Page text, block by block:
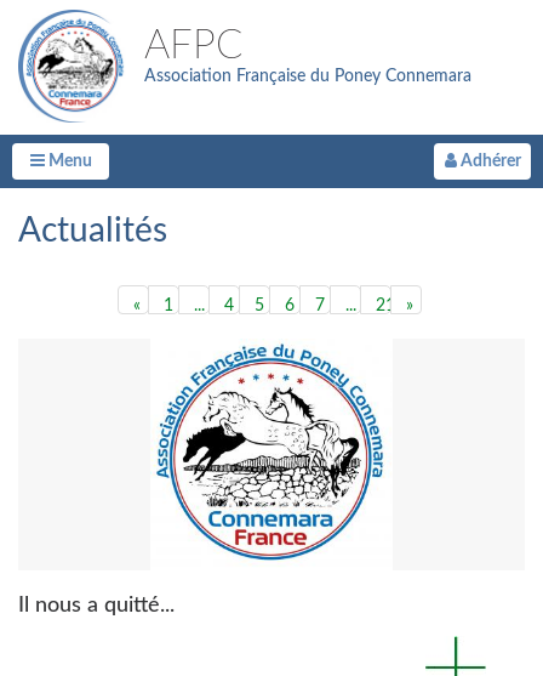
AFPC
Association Française du Poney Connemara
Menu Adhérer
Actualités
« 1 ... 4 5 6 7 ... 21 »
Il nous a quitté...